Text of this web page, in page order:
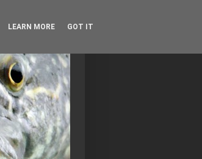
LEARN MORE GOT IT